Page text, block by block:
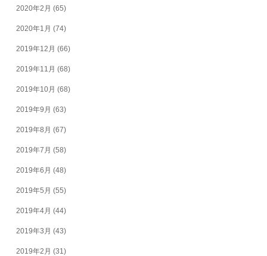
2020年2月 (65)
2020年1月 (74)
2019年12月 (66)
2019年11月 (68)
2019年10月 (68)
2019年9月 (63)
2019年8月 (67)
2019年7月 (58)
2019年6月 (48)
2019年5月 (55)
2019年4月 (44)
2019年3月 (43)
2019年2月 (31)